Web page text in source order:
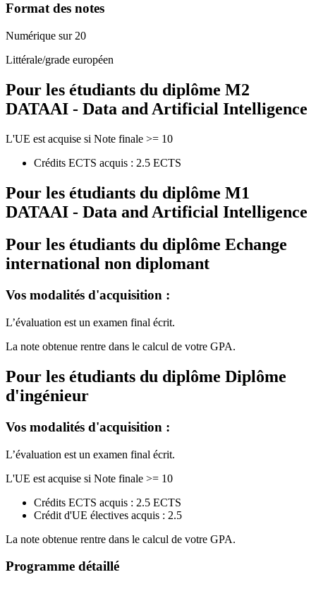
Format des notes
Numérique sur 20
Littérale/grade européen
Pour les étudiants du diplôme M2
DATAAI - Data and Artificial Intelligence
L'UE est acquise si Note finale >= 10
Crédits ECTS acquis : 2.5 ECTS
Pour les étudiants du diplôme M1
DATAAI - Data and Artificial Intelligence
Pour les étudiants du diplôme Echange
international non diplomant
Vos modalités d'acquisition :
L’évaluation est un examen final écrit.
La note obtenue rentre dans le calcul de votre GPA.
Pour les étudiants du diplôme Diplôme
d'ingénieur
Vos modalités d'acquisition :
L’évaluation est un examen final écrit.
L'UE est acquise si Note finale >= 10
Crédits ECTS acquis : 2.5 ECTS
Crédit d'UE électives acquis : 2.5
La note obtenue rentre dans le calcul de votre GPA.
Programme détaillé